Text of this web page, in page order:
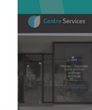
12 Rue Franklin Roosevelt
59420 Mouvaux